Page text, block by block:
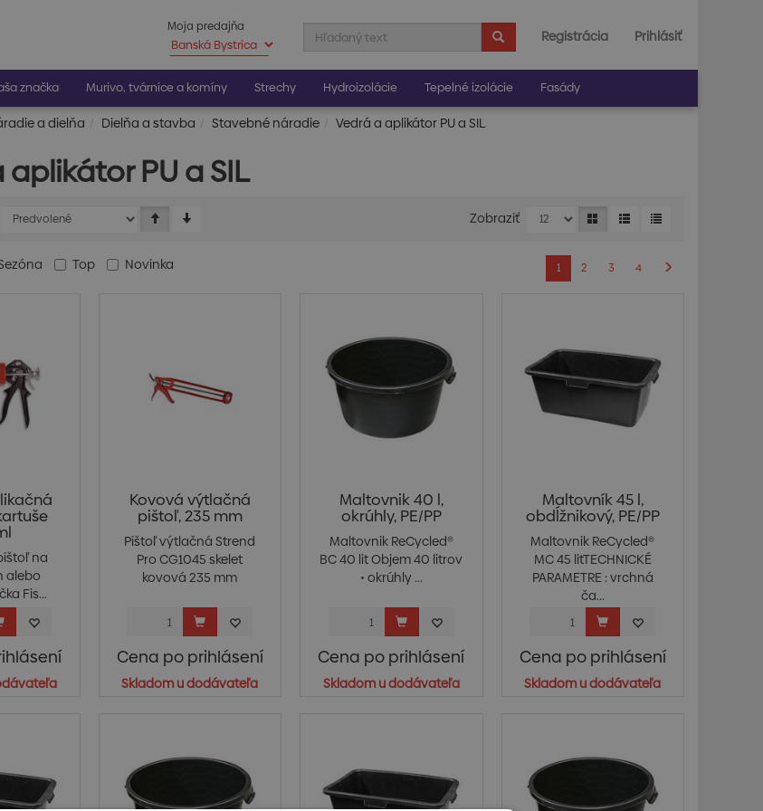
Registrácia Prihlásiť
Moja predajňa
značka Murivo, tvárnice a komíny Strechy Hydroizolácie Tepelné izolácie Fasády
a dielňa Dielňa a stavba Stavebné náradie Vedrá a aplikátor PU a SIL
PU a SIL
Zobraziť
Top Novinka 1 2 3 4
na
alebo
Fis...
Kovová výtlačná
pištoľ, 235 mm
Pištoľ výtlačná Strend
Pro CG1045 skelet
kovová 235 mm
Cena po prihlásení
Skladom u dodávateľa
Maltovnik 40 l,
okrúhly, PE/PP
Maltovnik ReCycled®
BC 40 lit Objem 40 litrov
• okrúhly ...
Cena po prihlásení
Skladom u dodávateľa
Maltovník 45 l,
obdĺžnikový, PE/PP
Maltovnik ReCycled®
MC 45 litTECHNICKÉ
PARAMETRE : vrchná
ča...
Cena po prihlásení
Skladom u dodávateľa